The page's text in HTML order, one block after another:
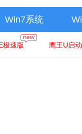
Win7系统
极速版 鹰王U启